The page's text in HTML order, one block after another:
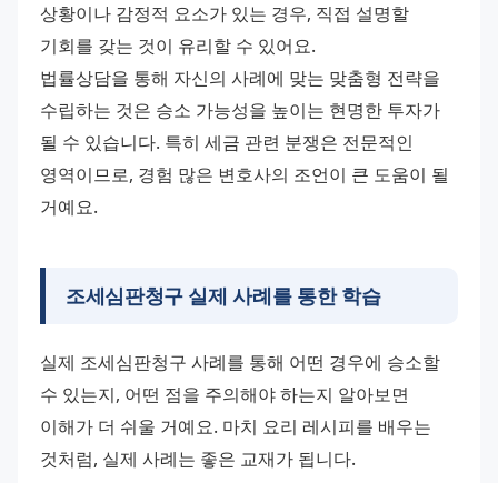
상황이나 감정적 요소가 있는 경우, 직접 설명할
기회를 갖는 것이 유리할 수 있어요.
법률상담을 통해 자신의 사례에 맞는 맞춤형 전략을
수립하는 것은 승소 가능성을 높이는 현명한 투자가
될 수 있습니다. 특히 세금 관련 분쟁은 전문적인
영역이므로, 경험 많은 변호사의 조언이 큰 도움이 될
거예요.
조세심판청구실제 사례를 통한 학습
실제 조세심판청구 사례를 통해 어떤 경우에 승소할
수 있는지, 어떤 점을 주의해야 하는지 알아보면
이해가 더 쉬울 거예요. 마치 요리 레시피를 배우는
것처럼, 실제 사례는 좋은 교재가 됩니다.